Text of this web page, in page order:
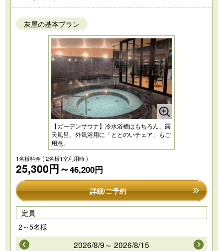
灰屋の基本プラン
【ガーデンサウナ】冷水浴槽はもちろん、露
天風呂、外気浴用に「ととのいチェア」もご
用意。
1名様料金( 2名様1室利用時 )
25,300円～46,200円
詳細/ご予約
定員
2～5名様
2026/8/9～ 2026/8/15